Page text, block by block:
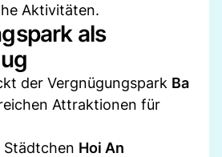
Aktivitäten.
als
der Vergnügungspark Ba
Attraktionen für
Städtchen Hoi An